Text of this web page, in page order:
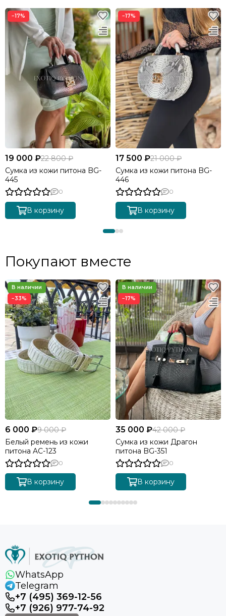
−17%
19 000 ₽22 800 ₽
Сумка из кожи питона BG-
445
0
В корзину
−17%
17 500 ₽21 000 ₽
Сумка из кожи питона BG-
446
0
В корзину
Покупают вместе
−33%
6 000 ₽9 000 ₽
Белый ремень из кожи
питона AC-123
0
В корзину
−17%
35 000 ₽42 000 ₽
Сумка из кожи Драгон
питона BG-351
0
В корзину
WhatsApp
Telegram
+7 (495) 369-12-56
+7 (926) 977-74-92